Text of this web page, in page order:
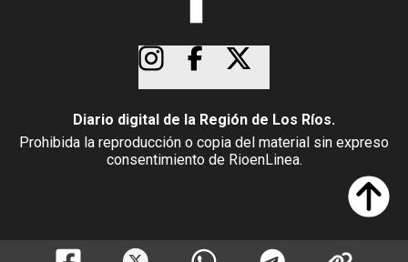
Diario digital de la Región de Los Ríos.
Prohibida la reproducción o copia del material sin expreso
consentimiento de RioenLinea.